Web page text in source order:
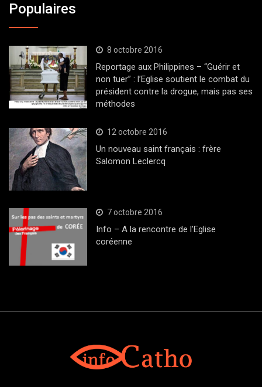
Populaires
8 octobre 2016
Reportage aux Philippines – “Guérir et
non tuer” : l’Eglise soutient le combat du
président contre la drogue, mais pas ses
méthodes
12 octobre 2016
Un nouveau saint français : frère
Salomon Leclercq
7 octobre 2016
Info – A la rencontre de l’Eglise
coréenne